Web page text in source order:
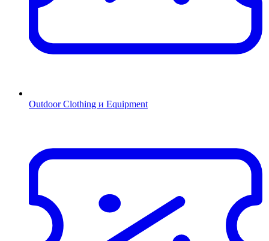
Outdoor Clothing и Equipment